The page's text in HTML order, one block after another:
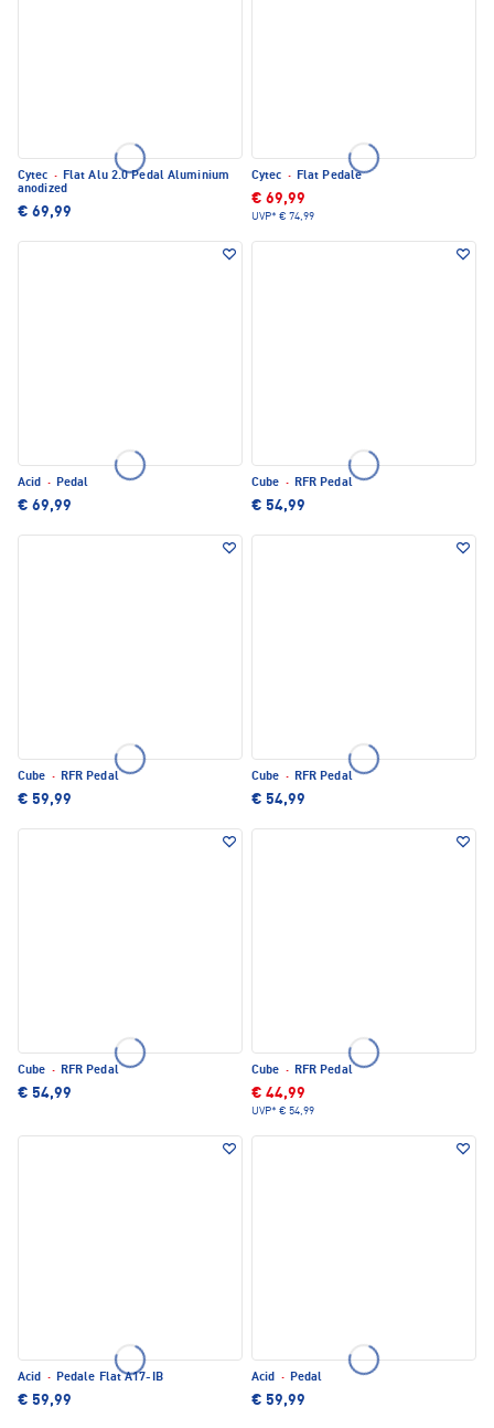
Cytec · Flat Alu 2.0 Pedal Aluminium
anodized
€ 69,99
Cytec · Flat Pedale
€ 69,99
UVP* € 74,99
Acid · Pedal
€ 69,99
Cube · RFR Pedal
€ 54,99
Cube · RFR Pedal
€ 59,99
Cube · RFR Pedal
€ 54,99
Cube · RFR Pedal
€ 54,99
Cube · RFR Pedal
€ 44,99
UVP* € 54,99
Acid · Pedale Flat A17-IB
€ 59,99
Acid · Pedal
€ 59,99